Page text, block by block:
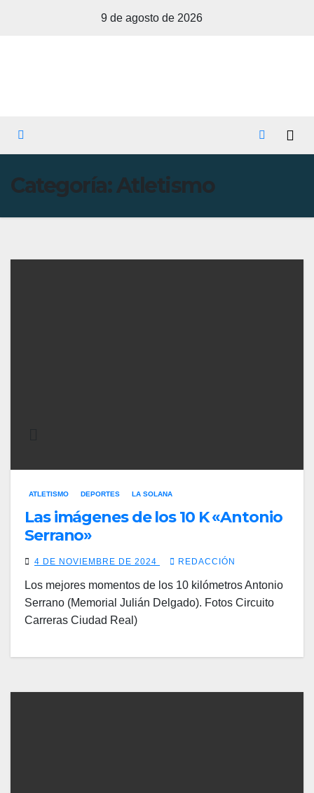
9 de agosto de 2026
Categoría:Atletismo
ATLETISMO DEPORTES LA SOLANA
Las imágenes de los 10 K «Antonio
Serrano»
4 DE NOVIEMBRE DE 2024 REDACCIÓN
Los mejores momentos de los 10 kilómetros Antonio
Serrano (Memorial Julián Delgado). Fotos Circuito
Carreras Ciudad Real)